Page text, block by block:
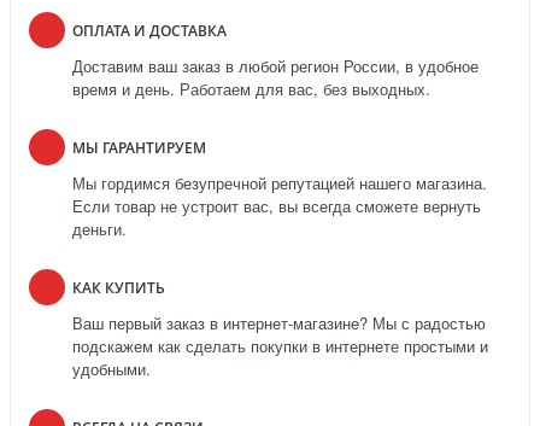
ОПЛАТА И ДОСТАВКА
Доставим ваш заказ в любой регион России, в удобное
время и день. Работаем для вас, без выходных.
МЫ ГАРАНТИРУЕМ
Мы гордимся безупречной репутацией нашего магазина.
Если товар не устроит вас, вы всегда сможете вернуть
деньги.
КАК КУПИТЬ
Ваш первый заказ в интернет-магазине? Мы с радостью
подскажем как сделать покупки в интернете простыми и
удобными.